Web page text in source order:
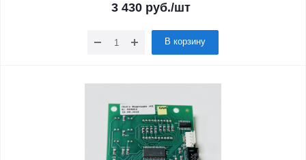
3 430руб./шт
В корзину